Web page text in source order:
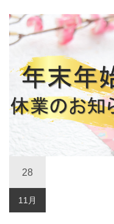
28
11月